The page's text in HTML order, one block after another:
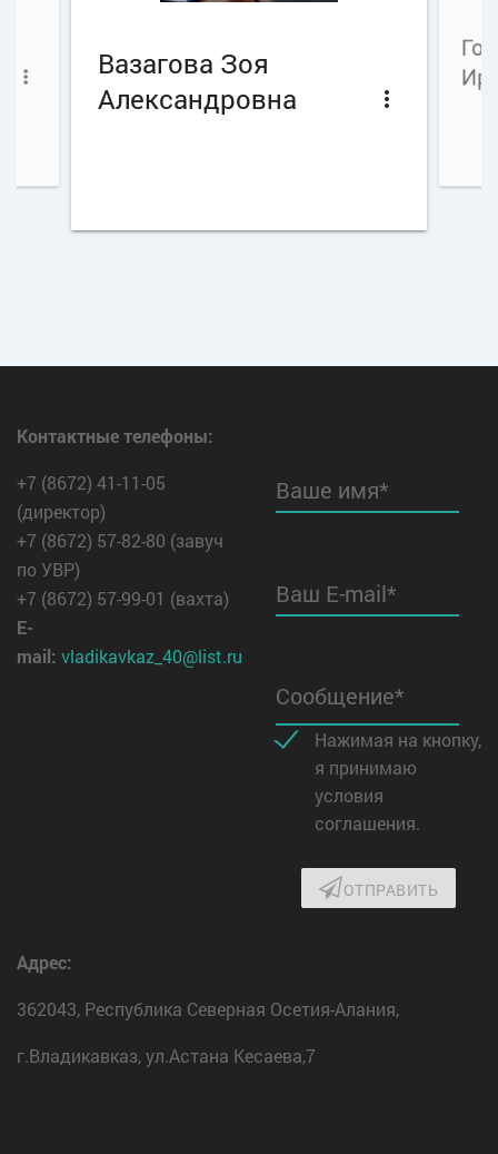
Вазагова Зоя
Александровна
more_vert
more_vert
Контактные телефоны:
+7 (8672) 41-11-05
(директор)
+7 (8672) 57-82-80 (завуч
по УВР)
+7 (8672) 57-99-01 (вахта)
E-
mail: vladikavkaz_40@list.ru
Ваше имя*
Ваш E-mail*
Сообщение*
Нажимая на кнопку,
я принимаю
условия
соглашения.
ОТПРАВИТЬ
Адрес:
362043, Республика Северная Осетия-Алания,
г.Владикавказ, ул.Астана Кесаева,7